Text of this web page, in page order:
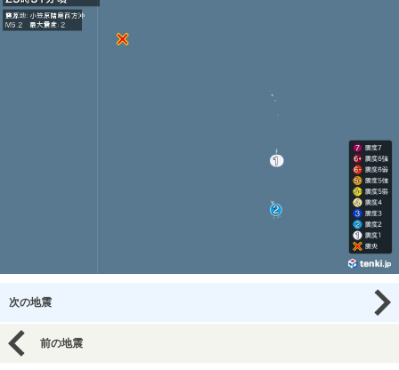
次の地震
前の地震